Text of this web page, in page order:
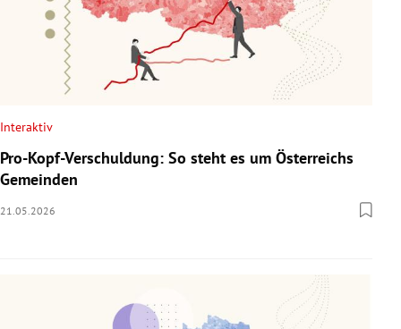
Interaktiv
Pro-Kopf-Verschuldung: So steht es um Österreichs
Gemeinden
21.05.2026